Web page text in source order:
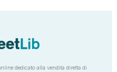
dedicato alla vendita diretta di